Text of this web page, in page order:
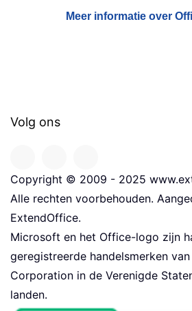
Meer informatie over
Volg ons
Copyright © 2009 - 2025
Alle rechten voorbehouden.
ExtendOffice.
Microsoft en het Office-logo zijn
geregistreerde handelsmerken
Corporation in de Verenigde
landen.